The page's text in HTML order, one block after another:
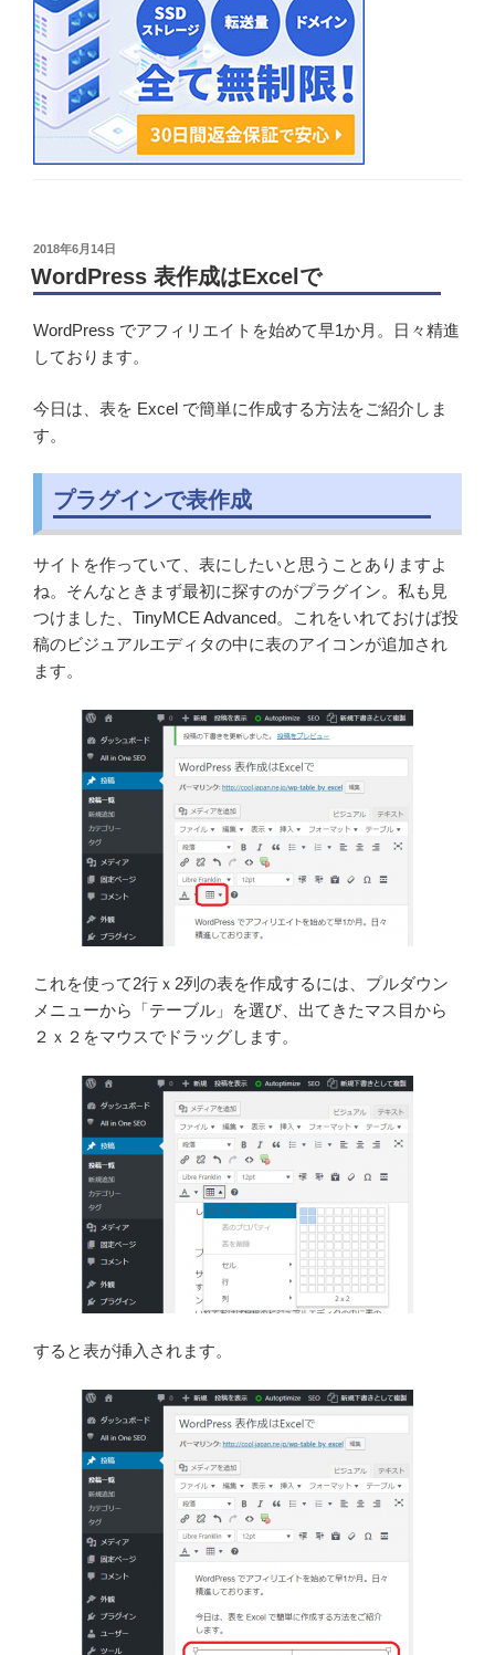
投
稿
日:
2018年6月14日
WordPress 表作成はExcelで
WordPress でアフィリエイトを始めて早1か月。日々精進
しております。
今日は、表を Excel で簡単に作成する方法をご紹介しま
す。
プラグインで表作成
サイトを作っていて、表にしたいと思うことありますよ
ね。そんなときまず最初に探すのがプラグイン。私も見
つけました、TinyMCE Advanced。これをいれておけば投
稿のビジュアルエディタの中に表のアイコンが追加され
ます。
これを使って2行ｘ2列の表を作成するには、プルダウン
メニューから「テーブル」を選び、出てきたマス目から
２ｘ２をマウスでドラッグします。
すると表が挿入されます。